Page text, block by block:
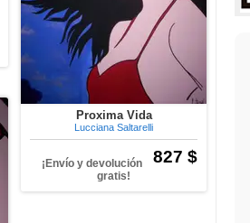
Proxima Vida
Lucciana Saltarelli
827 $
¡Envío y devolución
gratis!